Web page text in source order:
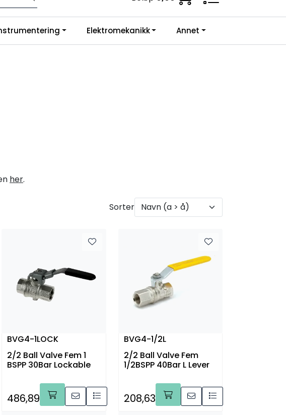
vi etter dine krav.
Infosenter Favoritter Logg inn
Elektromekanikk Annet
her.
Sorter
BVG4-1LOCK
2/2 Ball Valve Fem 1
BSPP 30Bar Lockable
486,89
BVG4-1/2L
2/2 Ball Valve Fem
1/2BSPP 40Bar L Lever
208,63